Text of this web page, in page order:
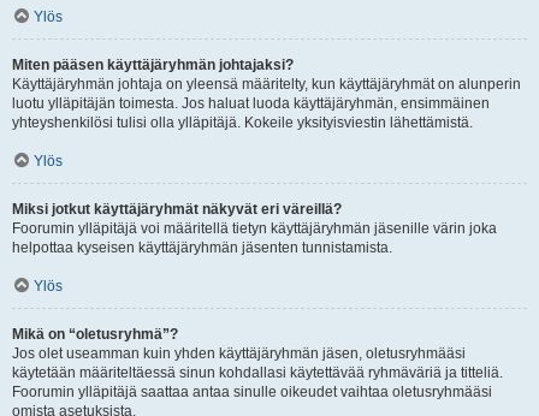
Ylös
Miten pääsen käyttäjäryhmän johtajaksi?
Käyttäjäryhmän johtaja on yleensä määritelty, kun käyttäjäryhmät on alunperin
luotu ylläpitäjän toimesta. Jos haluat luoda käyttäjäryhmän, ensimmäinen
yhteyshenkilösi tulisi olla ylläpitäjä. Kokeile yksityisviestin lähettämistä.
Ylös
Miksi jotkut käyttäjäryhmät näkyvät eri väreillä?
Foorumin ylläpitäjä voi määritellä tietyn käyttäjäryhmän jäsenille värin joka
helpottaa kyseisen käyttäjäryhmän jäsenten tunnistamista.
Ylös
Mikä on “oletusryhmä”?
Jos olet useamman kuin yhden käyttäjäryhmän jäsen, oletusryhmääsi
käytetään määriteltäessä sinun kohdallasi käytettävää ryhmäväriä ja titteliä.
Foorumin ylläpitäjä saattaa antaa sinulle oikeudet vaihtaa oletusryhmääsi
omista asetuksista.